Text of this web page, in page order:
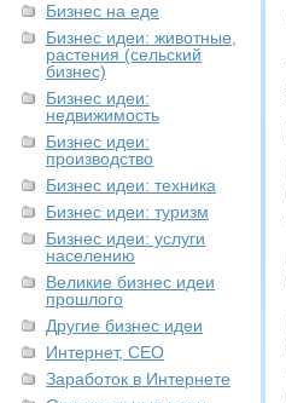
Бизнес на еде
Бизнес идеи: животные,
растения (сельский
бизнес)
Бизнес идеи:
недвижимость
Бизнес идеи:
производство
Бизнес идеи: техника
Бизнес идеи: туризм
Бизнес идеи: услуги
населению
Великие бизнес идеи
прошлого
Другие бизнес идеи
Интернет, СЕО
Заработок в Интернете